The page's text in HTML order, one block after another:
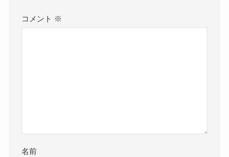
コメント ※
名前